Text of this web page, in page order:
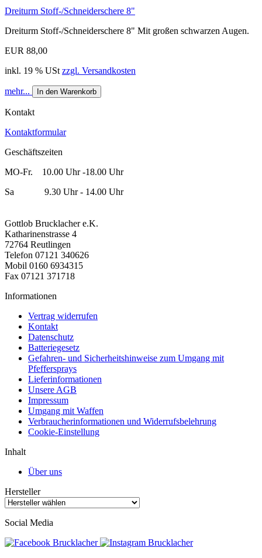
Dreiturm Stoff-/Schneiderschere 8"
Dreiturm Stoff-/Schneiderschere 8" Mit großen schwarzen Augen.
EUR 88,00
inkl. 19 % USt zzgl. Versandkosten
mehr... In den Warenkorb
Kontakt
Kontaktformular
Geschäftszeiten
MO-Fr. 10.00 Uhr -18.00 Uhr
Sa 9.30 Uhr - 14.00 Uhr
Gottlob Brucklacher e.K.
Katharinenstrasse 4
72764 Reutlingen
Telefon 07121 340626
Mobil 0160 6934315
Fax 07121 371718
Informationen
Vertrag widerrufen
Kontakt
Datenschutz
Batteriegesetz
Gefahren- und Sicherheitshinweise zum Umgang mit
Pfeffersprays
Lieferinformationen
Unsere AGB
Impressum
Umgang mit Waffen
Verbraucherinformationen und Widerrufsbelehrung
Cookie-Einstellung
Inhalt
Über uns
Hersteller
Social Media